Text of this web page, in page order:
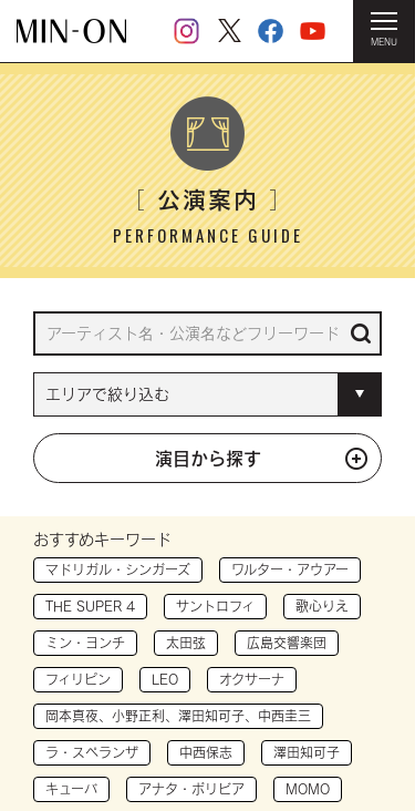
MENU
HOME ＞ 公演案内
［公演案内］
PERFORMANCE GUIDE
演目から探す
おすすめキーワード
マドリガル・シンガーズ ワルター・アウアー
THE SUPER 4 サントロフィ 歌心りえ
ミン・ヨンチ 太田弦 広島交響楽団
フィリピン LEO オクサーナ
岡本真夜、小野正利、澤田知可子、中西圭三
ラ・スペランザ 中西保志 澤田知可子
キューバ アナタ・ボリビア MOMO